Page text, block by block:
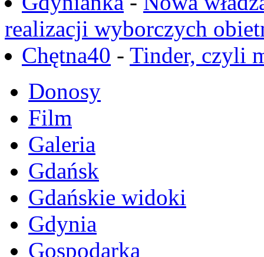
realizacji wyborczych
Chętna40 - Tinder, czyli
Donosy
Film
Galeria
Gdańsk
Gdańskie widoki
Gdynia
Gospodarka